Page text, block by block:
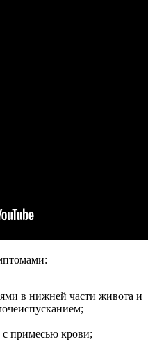
в нижней части живота и
примесью крови;